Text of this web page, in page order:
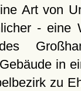
Art von
- eine
in
zu